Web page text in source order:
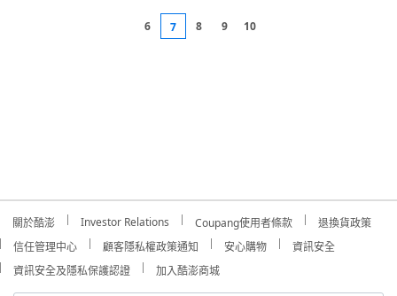
6 7 8 9 10
關於酷澎 Investor Relations Coupang使用者條款
退換貨政策
信任管理中心
顧客隱私權政策通知 安心購物
資訊安全
資訊安全及隱私保護認證
加入酷澎商城